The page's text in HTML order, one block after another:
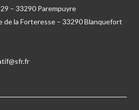
– 33290 Parempuyre
de la Forteresse – 33290 Blanquefort